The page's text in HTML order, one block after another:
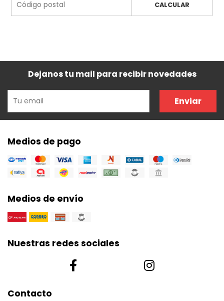
CALCULAR
Dejanos tu mail para recibir novedades
Enviar
Medios de pago
Medios de envío
Nuestras redes sociales
Contacto